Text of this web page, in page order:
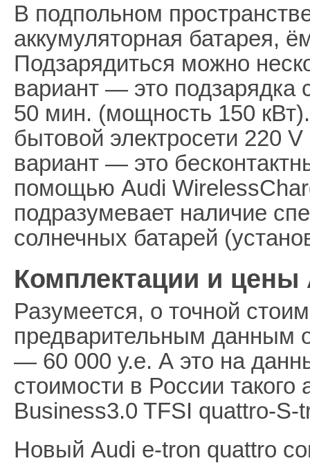
В подпольном
аккумуляторная батарея,
Подзарядиться можно
вариант — это
50 мин. (мощность 150
бытовой электросети 220
вариант — это
помощью Audi
подразумевает наличие
солнечных батарей
Комплектации и цены
Разумеется, о точной
предварительным данным
— 60 000 у.е. А это на
стоимости в России
Business3.0 TFSI quattro-S-
Новый Audi e-tron quattro